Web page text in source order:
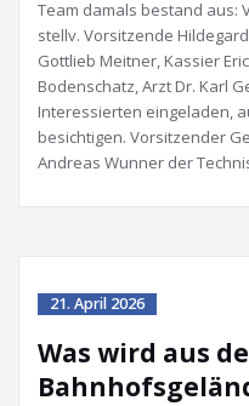
Team damals bestand aus:
stellv. Vorsitzende
Gottlieb Meitner, Kassier
Bodenschatz, Arzt Dr. Karl
Interessierten eingeladen,
besichtigen. Vorsitzender
Andreas Wunner der
21. April 2026
Was wird aus